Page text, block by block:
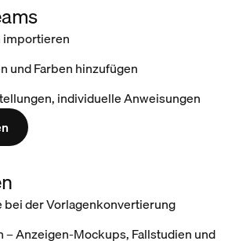
importieren
und Farben hinzufügen
individuelle Anweisungen
bei der Vorlagenkonvertierung
– Anzeigen-Mockups, Fallstudien und